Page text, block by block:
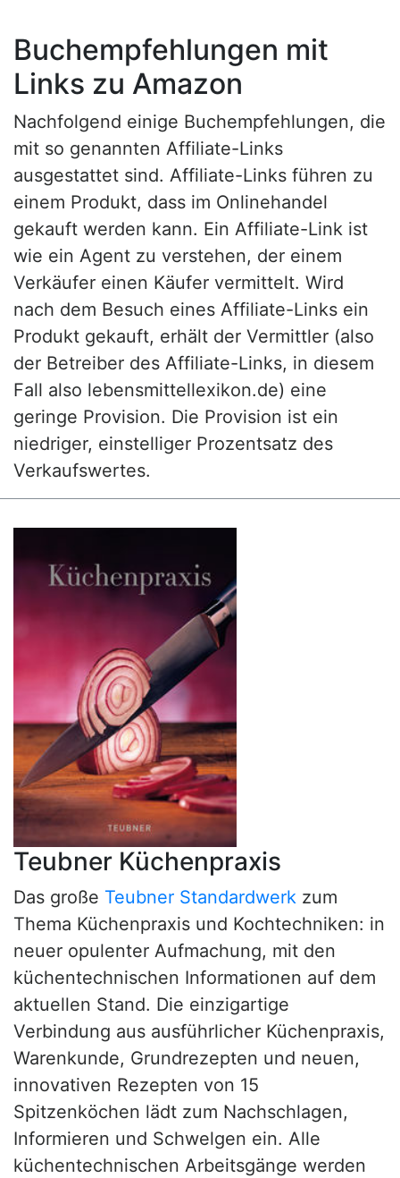
Buchempfehlungen mit
Links zu Amazon
Nachfolgend einige Buchempfehlungen, die
mit so genannten Affiliate-Links
ausgestattet sind. Affiliate-Links führen zu
einem Produkt, dass im Onlinehandel
gekauft werden kann. Ein Affiliate-Link ist
wie ein Agent zu verstehen, der einem
Verkäufer einen Käufer vermittelt. Wird
nach dem Besuch eines Affiliate-Links ein
Produkt gekauft, erhält der Vermittler (also
der Betreiber des Affiliate-Links, in diesem
Fall also lebensmittellexikon.de) eine
geringe Provision. Die Provision ist ein
niedriger, einstelliger Prozentsatz des
Verkaufswertes.
Teubner Küchenpraxis
Das große Teubner Standardwerk zum
Thema Küchenpraxis und Kochtechniken: in
neuer opulenter Aufmachung, mit den
küchentechnischen Informationen auf dem
aktuellen Stand. Die einzigartige
Verbindung aus ausführlicher Küchenpraxis,
Warenkunde, Grundrezepten und neuen,
innovativen Rezepten von 15
Spitzenköchen lädt zum Nachschlagen,
Informieren und Schwelgen ein. Alle
küchentechnischen Arbeitsgänge werden